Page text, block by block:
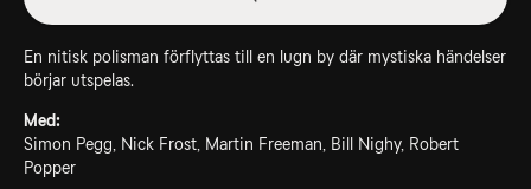
En nitisk polisman förflyttas till en lugn by där mystiska händelser
börjar utspelas.
Med:
Simon Pegg, Nick Frost, Martin Freeman, Bill Nighy, Robert
Popper